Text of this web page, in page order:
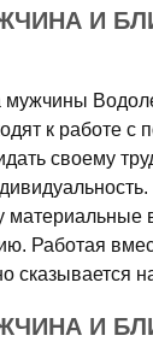
И
мужчины
к работе
своему
Работая
сказывается
И